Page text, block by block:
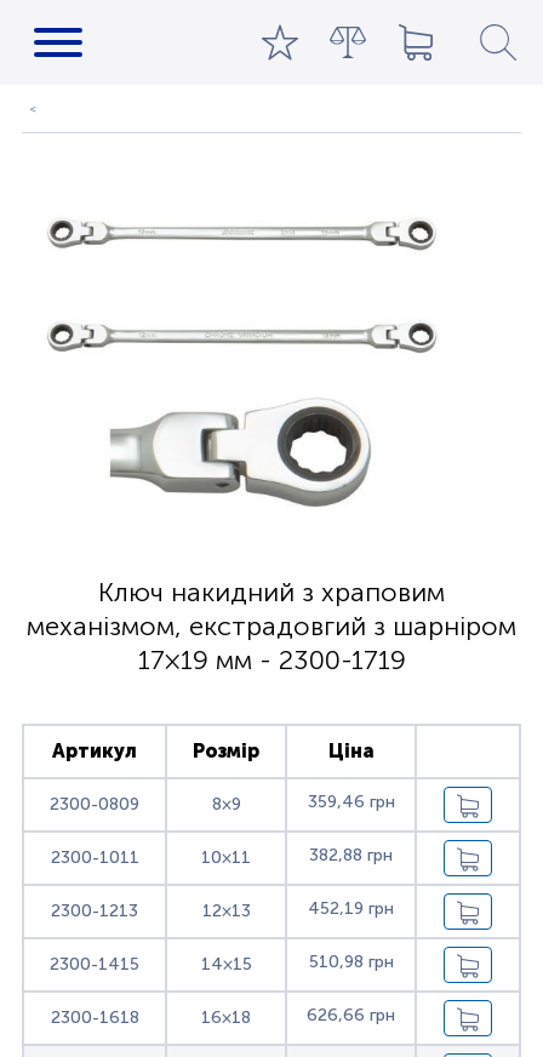
Ключ накидний з храповим
механізмом, екстрадовгий з шарніром
17×19 мм - 2300-1719
Артикул Розмір Ціна
2300-0809 8×9 359,46 грн
2300-1011 10×11 382,88 грн
2300-1213 12×13 452,19 грн
2300-1415 14×15 510,98 грн
2300-1618 16×18 626,66 грн